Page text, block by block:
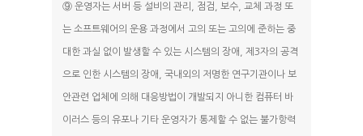
⑨ 운영자는 서버 등 설비의 관리, 점검, 보수, 교체 과정 또
는 소프트웨어의 운용 과정에서 고의 또는 고의에 준하는 중
대한 과실 없이 발생할 수 있는 시스템의 장애, 제3자의 공격
으로 인한 시스템의 장애, 국내외의 저명한 연구기관이나 보
안관련 업체에 의해 대응방법이 개발되지 아니한 컴퓨터 바
이러스 등의 유포나 기타 운영자가 통제할 수 없는 불가항력